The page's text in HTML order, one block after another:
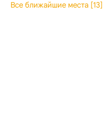
Все ближайшие места [13]